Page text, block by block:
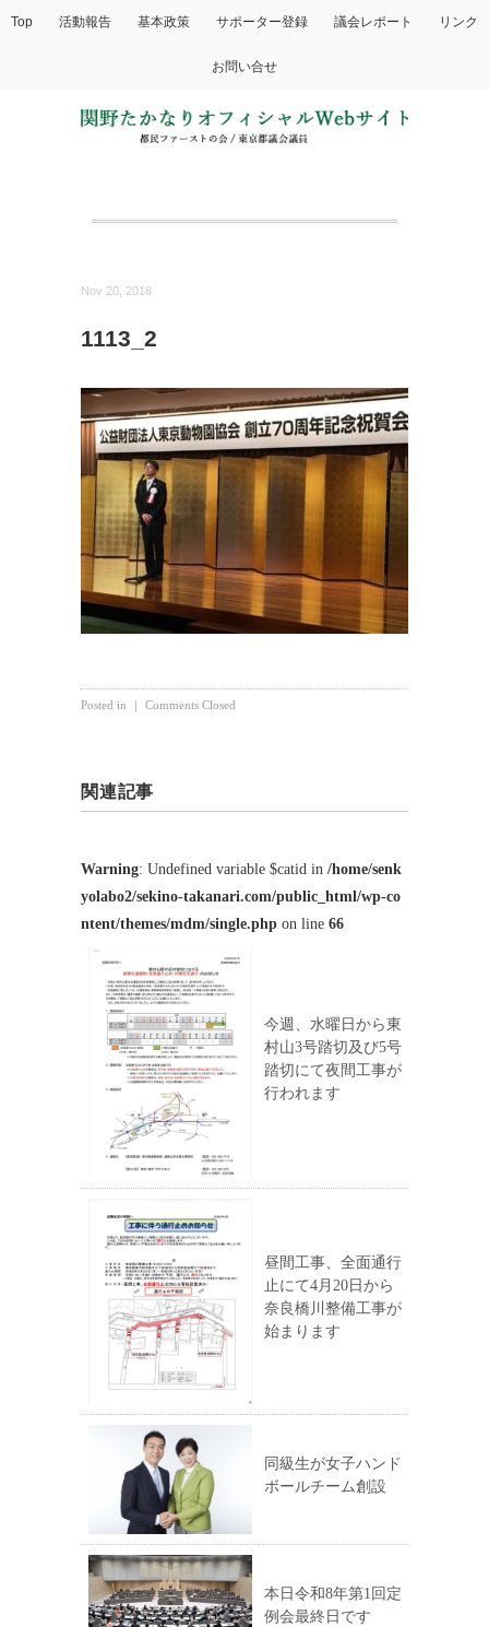
Top 活動報告 基本政策 サポーター登録 議会レポート リンク
お問い合せ
Nov 20, 2018
1113_2
Posted in ｜ Comments Closed
関連記事
Warning: Undefined variable $catid in /home/senk
yolabo2/sekino-takanari.com/public_html/wp-co
ntent/themes/mdm/single.php on line 66
今週、水曜日から東
村山3号踏切及び5号
踏切にて夜間工事が
行われます
昼間工事、全面通行
止にて4月20日から
奈良橋川整備工事が
始まります
同級生が女子ハンド
ボールチーム創設
本日令和8年第1回定
例会最終日です